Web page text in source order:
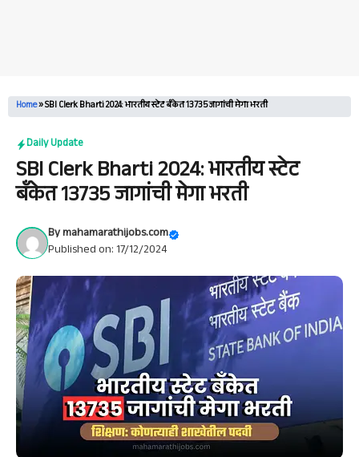
Home»SBI Clerk Bharti 2024: भारतीय स्टेट बँकेत 13735 जागांची मेगा भरती
Daily Update
SBI Clerk Bharti 2024: भारतीय स्टेट
बँकेत 13735 जागांची मेगा भरती
Bymahamarathijobs.com
Published on: 17/12/2024